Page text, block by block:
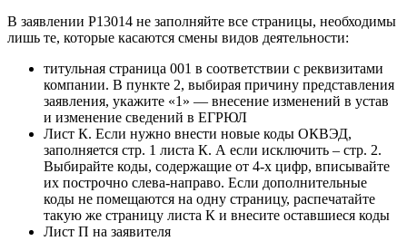
В заявлении Р13014 не заполняйте все страницы, необходимы
лишь те, которые касаются смены видов деятельности:
титульная страница 001 в соответствии с реквизитами
компании. В пункте 2, выбирая причину представления
заявления, укажите «1» — внесение изменений в устав
и изменение сведений в ЕГРЮЛ
Лист К. Если нужно внести новые коды ОКВЭД,
заполняется стр. 1 листа К. А если исключить – стр. 2.
Выбирайте коды, содержащие от 4-х цифр, вписывайте
их построчно слева-направо. Если дополнительные
коды не помещаются на одну страницу, распечатайте
такую же страницу листа К и внесите оставшиеся коды
Лист П на заявителя